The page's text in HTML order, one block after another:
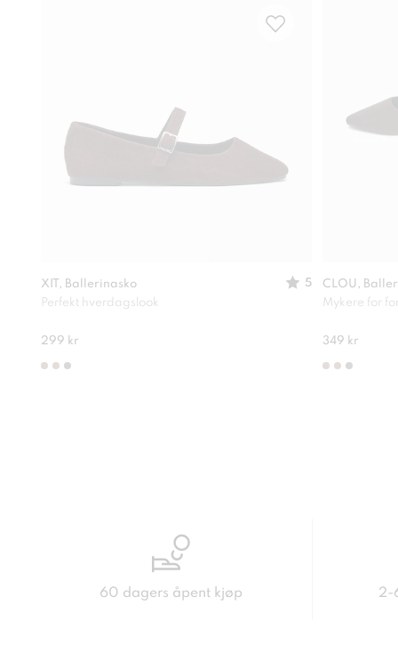
XIT, Ballerinasko
5
Perfekt hverdagslook
299 kr
CLOU,
Mykere for
349 kr
60 dagers åpent kjøp 2-